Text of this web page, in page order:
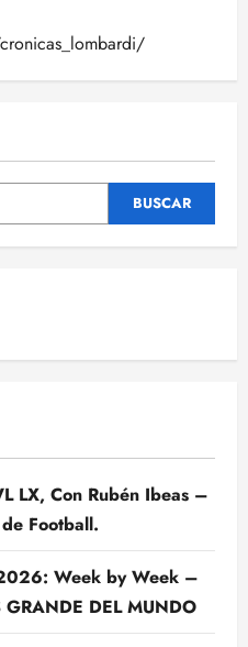
BUSCAR
LX, Con Rubén Ibeas –
Football.
Week by Week –
GRANDE DEL MUNDO